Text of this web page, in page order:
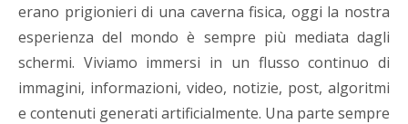
erano prigionieri di una caverna fisica, oggi la nostra
esperienza del mondo è sempre più mediata dagli
schermi. Viviamo immersi in un flusso continuo di
immagini, informazioni, video, notizie, post, algoritmi
e contenuti generati artificialmente. Una parte sempre